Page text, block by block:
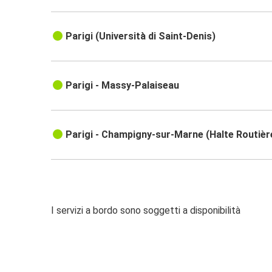
Parigi (Università di Saint-Denis)
Parigi - Massy-Palaiseau
Parigi - Champigny-sur-Marne (Halte
I servizi a bordo sono soggetti a disponibilità